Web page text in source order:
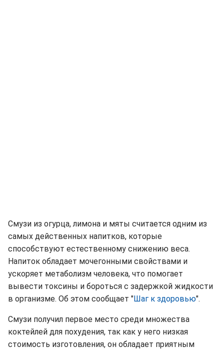
Смузи из огурца, лимона и мяты считается одним из
самых действенных напитков, которые
способствуют естественному снижению веса.
Напиток обладает мочегонными свойствами и
ускоряет метаболизм человека, что помогает
вывести токсины и бороться с задержкой жидкости
в организме. Об этом сообщает "Шаг к здоровью".
Смузи получил первое место среди множества
коктейлей для похудения, так как у него низкая
стоимость изготовления, он обладает приятным